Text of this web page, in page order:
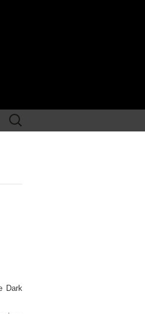
Rechercher :
Dark